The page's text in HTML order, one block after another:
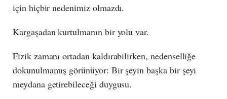
için hiçbir nedenimiz olmazdı.
Kargaşadan kurtulmanın bir yolu var.
Fizik zamanı ortadan kaldırabilirken, nedenselliğe
dokunulmamış görünüyor: Bir şeyin başka bir şeyi
meydana getirebileceği duygusu.